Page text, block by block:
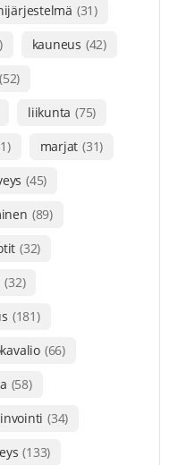
(31)
kauneus (42)
(52)
liikunta (75)
marjat (31)
(45)
(89)
(32)
(32)
(181)
(66)
(58)
(34)
(133)